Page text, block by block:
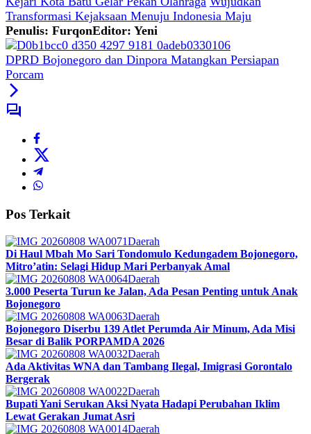
Transformasi Kejaksaan Menuju Indonesia Maju
Penulis: FurqonEditor: Yeni
DPRD Bojonegoro dan Dinpora Matangkan Persiapan
Porcam
Pos Terkait
Daerah
Di Haul Mbah Mo Sari Tondomulo Kedungadem Bojonegoro,
Mitro’atin: Selagi Hidup Mari Perbanyak Amal
Daerah
3.000 Peserta Turun ke Jalan, Ada Pesan Penting untuk Anak
Bojonegoro
Daerah
Bojonegoro Diserbu 139 Atlet Perumda Air Minum, Ada Misi
Besar di Balik PORPAMDA 2026
Daerah
Ada Aktivitas WNA dan Tambang Ilegal, Imigrasi Gorontalo
Bergerak
Daerah
Bupati Yani Serukan Aksi Nyata Hadapi Perubahan Iklim
Lewat Gerakan Jumat Asri
Daerah